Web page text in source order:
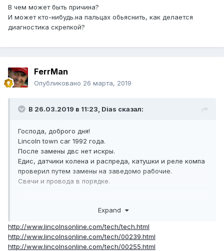
В чем может быть причина?
И может кто-нибудь.на пальцах обьяснить, как делается
диагностика скрепкой?
FerrMan
Опубликовано 26 марта, 2019
В 26.03.2019 в 11:23, Dias сказал:
Господа, доброго дня!
Lincoln town car 1992 года.
После замены двс нет искры.
Едис, датчики колена и распреда, катушки и реле компа
проверил путем замены на заведомо рабочие.
Свечи и провода в порядке.
И может кто-нибудь.на пальцах обьяснить, как делается
Expand
http://www.lincolnsonline.com/tech/tech.html
http://www.lincolnsonline.com/tech/00239.html
http://www.lincolnsonline.com/tech/00255.html